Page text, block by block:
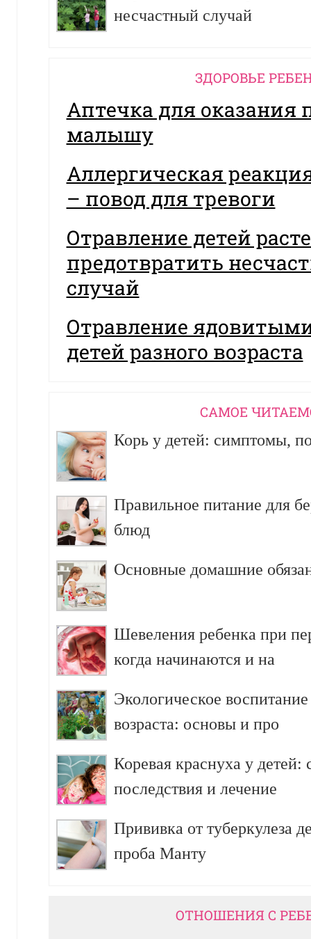
несчастный случай
ЗДОРОВЬЕ
Аптечка для
малышу
Аллергическая
– повод для тревоги
Отравление детей
предотвратить
случай
Отравление
детей разного возраста
CАМОЕ
Корь у детей: симптомы,
Правильное питание для
блюд
Основные домашние
Шевеления ребенка при
когда начинаются и на
Экологическое
возраста: основы и про
Коревая краснуха у
последствия и лечение
Прививка от туберкулеза
проба Манту
ОТНОШЕНИЯ С